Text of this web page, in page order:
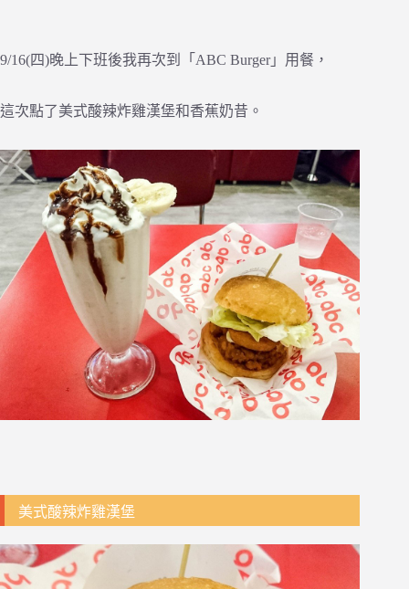
9/16(四)晚上下班後我再次到「ABC Burger」用餐，
這次點了美式酸辣炸雞漢堡和香蕉奶昔。
美式酸辣炸雞漢堡